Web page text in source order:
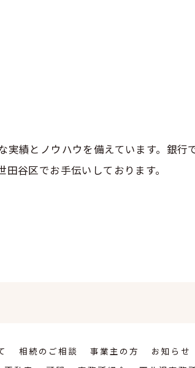
績とノウハウを備えています。銀
谷区でお手伝いしております。
相続のご相談 事業主の方 お知らせ